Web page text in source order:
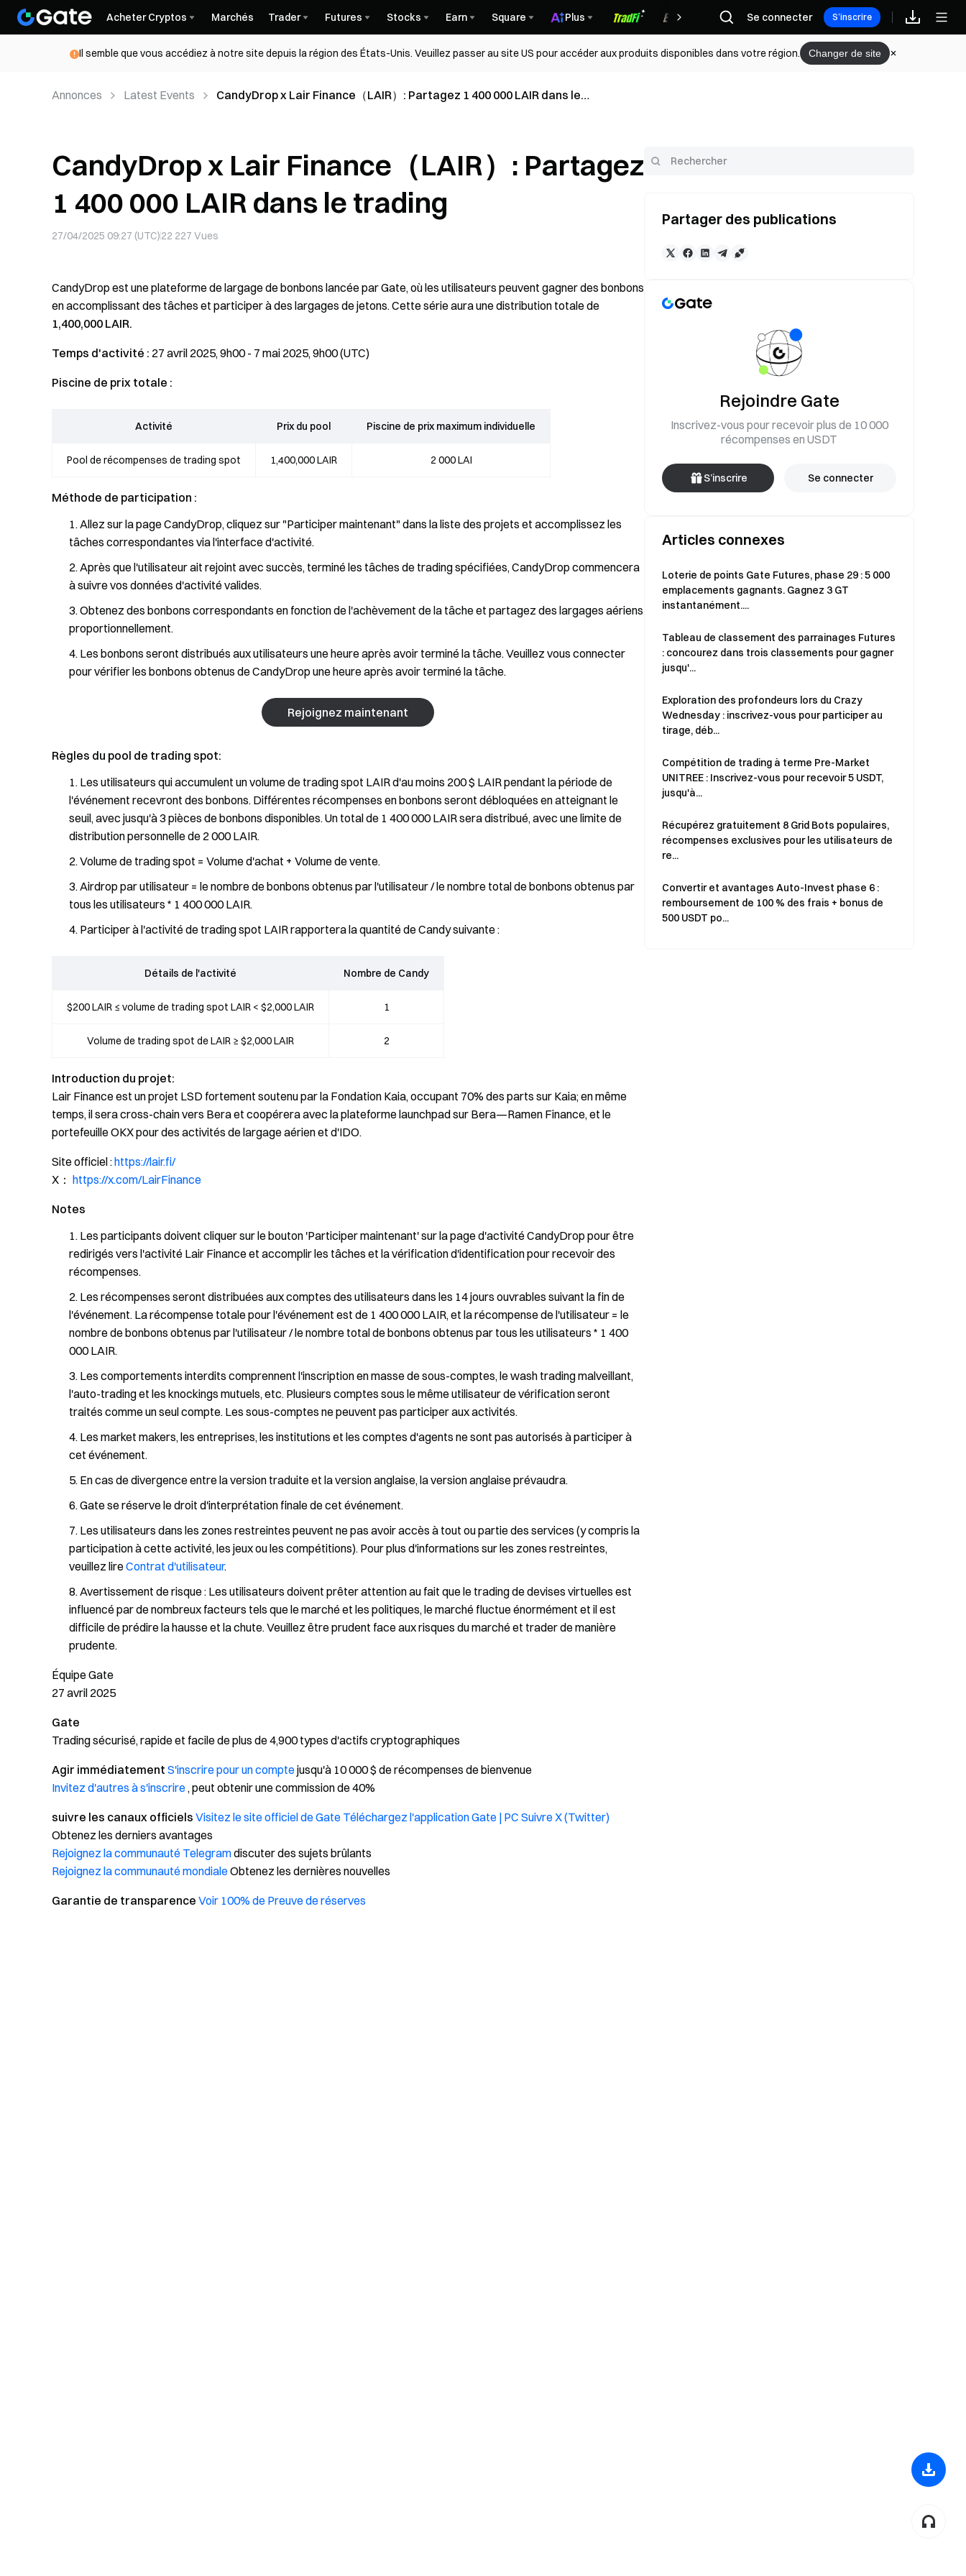
Acheter Cryptos Marchés Trader Futures Stocks Earn Square Plus Récompenses
Se connecter S’inscrire
Il semble que vous accédiez à notre site depuis la région des États-Unis. Veuillez passer au site US pour accéder aux produits disponibles dans votre région. Changer de site
Annonces Latest Events
CandyDrop x Lair Finance（LAIR）: Partagez 1 400 000 LAIR dans le
CandyDrop x Lair Finance（LAIR）: Partagez
1 400 000 LAIR dans le trading
27/04/2025 09:27 (UTC)22 227 Vues
CandyDrop est une plateforme de largage de bonbons lancée par Gate, où les utilisateurs peuvent gagner des bonbons
en accomplissant des tâches et participer à des largages de jetons. Cette série aura une distribution totale de
1,400,000 LAIR.
Temps d'activité : 27 avril 2025, 9h00 - 7 mai 2025, 9h00 (UTC)
Piscine de prix totale :
Activité Prix du pool Piscine de prix maximum individuelle
Pool de récompenses de trading spot 1,400,000 LAIR 2 000 LAI
Méthode de participation :
Allez sur la page CandyDrop, cliquez sur "Participer maintenant" dans la liste des projets et accomplissez les
tâches correspondantes via l'interface d'activité.
Après que l'utilisateur ait rejoint avec succès, terminé les tâches de trading spécifiées, CandyDrop commencera
à suivre vos données d'activité valides.
Obtenez des bonbons correspondants en fonction de l'achèvement de la tâche et partagez des largages aériens
proportionnellement.
Les bonbons seront distribués aux utilisateurs une heure après avoir terminé la tâche. Veuillez vous connecter
pour vérifier les bonbons obtenus de CandyDrop une heure après avoir terminé la tâche.
Rejoignez maintenant
Règles du pool de trading spot:
Les utilisateurs qui accumulent un volume de trading spot LAIR d'au moins 200 $ LAIR pendant la période de
l'événement recevront des bonbons. Différentes récompenses en bonbons seront débloquées en atteignant le
seuil, avec jusqu'à 3 pièces de bonbons disponibles. Un total de 1 400 000 LAIR sera distribué, avec une limite de
distribution personnelle de 2 000 LAIR.
Volume de trading spot = Volume d'achat + Volume de vente.
Airdrop par utilisateur = le nombre de bonbons obtenus par l'utilisateur / le nombre total de bonbons obtenus par
tous les utilisateurs * 1 400 000 LAIR.
Participer à l'activité de trading spot LAIR rapportera la quantité de Candy suivante :
Détails de l'activité Nombre de Candy
$200 LAIR ≤ volume de trading spot LAIR < $2,000 LAIR 1
Volume de trading spot de LAIR ≥ $2,000 LAIR 2
Introduction du projet:
Lair Finance est un projet LSD fortement soutenu par la Fondation Kaia, occupant 70% des parts sur Kaia; en même
temps, il sera cross-chain vers Bera et coopérera avec la plateforme launchpad sur Bera—Ramen Finance, et le
portefeuille OKX pour des activités de largage aérien et d'IDO.
Site officiel :https://lair.fi/
X： https://x.com/LairFinance
Notes
Les participants doivent cliquer sur le bouton 'Participer maintenant' sur la page d'activité CandyDrop pour être
redirigés vers l'activité Lair Finance et accomplir les tâches et la vérification d'identification pour recevoir des
récompenses.
Les récompenses seront distribuées aux comptes des utilisateurs dans les 14 jours ouvrables suivant la fin de
l'événement. La récompense totale pour l'événement est de 1 400 000 LAIR, et la récompense de l'utilisateur = le
nombre de bonbons obtenus par l'utilisateur / le nombre total de bonbons obtenus par tous les utilisateurs * 1 400
000 LAIR.
Les comportements interdits comprennent l'inscription en masse de sous-comptes, le wash trading malveillant,
l'auto-trading et les knockings mutuels, etc. Plusieurs comptes sous le même utilisateur de vérification seront
traités comme un seul compte. Les sous-comptes ne peuvent pas participer aux activités.
Les market makers, les entreprises, les institutions et les comptes d'agents ne sont pas autorisés à participer à
cet événement.
En cas de divergence entre la version traduite et la version anglaise, la version anglaise prévaudra.
Gate se réserve le droit d'interprétation finale de cet événement.
Les utilisateurs dans les zones restreintes peuvent ne pas avoir accès à tout ou partie des services (y compris la
participation à cette activité, les jeux ou les compétitions). Pour plus d'informations sur les zones restreintes,
veuillez lireContrat d'utilisateur.
Avertissement de risque : Les utilisateurs doivent prêter attention au fait que le trading de devises virtuelles est
influencé par de nombreux facteurs tels que le marché et les politiques, le marché fluctue énormément et il est
difficile de prédire la hausse et la chute. Veuillez être prudent face aux risques du marché et trader de manière
prudente.
Équipe Gate
27 avril 2025
Gate
Trading sécurisé, rapide et facile de plus de 4,900 types d'actifs cryptographiques
Agir immédiatement S'inscrire pour un comptejusqu'à 10 000 $ de récompenses de bienvenue
Invitez d'autres à s'inscrire, peut obtenir une commission de 40%
suivre les canaux officiels Visitez le site officiel de Gate Téléchargez l'application Gate | PC Suivre X (Twitter)
Obtenez les derniers avantages
Rejoignez la communauté Telegramdiscuter des sujets brûlants
Rejoignez la communauté mondialeObtenez les dernières nouvelles
Garantie de transparence Voir 100% de Preuve de réserves
Partager des publications
Rejoindre Gate
Inscrivez-vous pour recevoir plus de 10 000
récompenses en USDT
S’inscrire Se connecter
Articles connexes
Loterie de points Gate Futures, phase 29 : 5 000
emplacements gagnants. Gagnez 3 GT
instantanément....
Tableau de classement des parrainages Futures
: concourez dans trois classements pour gagner
jusqu'...
Exploration des profondeurs lors du Crazy
Wednesday : inscrivez-vous pour participer au
tirage, déb...
Compétition de trading à terme Pre-Market
UNITREE : Inscrivez-vous pour recevoir 5 USDT,
jusqu'à...
Récupérez gratuitement 8 Grid Bots populaires,
récompenses exclusives pour les utilisateurs de
re...
Convertir et avantages Auto-Invest phase 6 :
remboursement de 100 % des frais + bonus de
500 USDT po...